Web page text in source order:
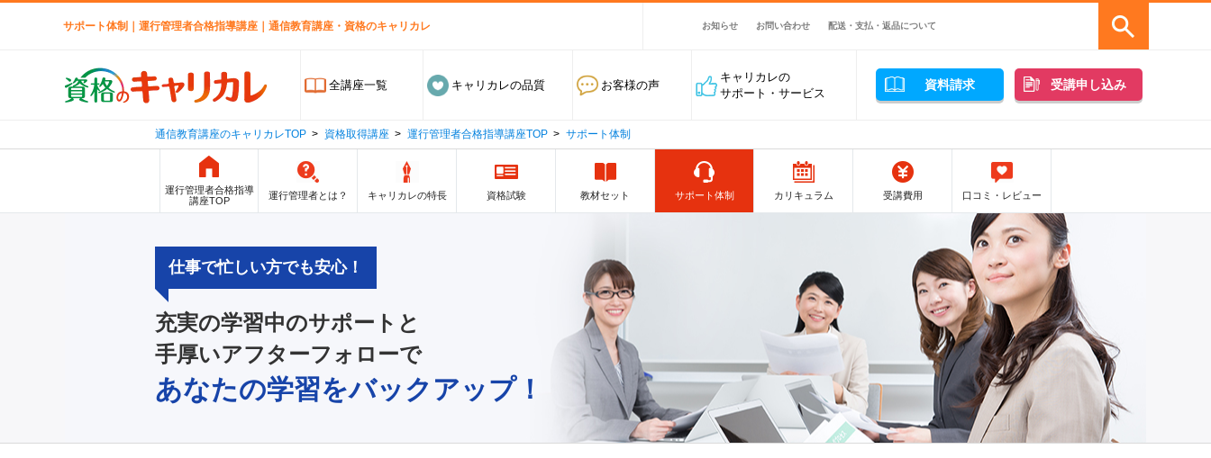
サポート体制｜運行管理者合格指導講座｜通信教育講座・資格のキャリカレ お知らせ お問い合わせ 配送・支払・返品について
全講座一覧 キャリカレの品質 お客様の声
キャリカレの
サポート・サービス
資料請求 受講申し込み
通信教育講座のキャリカレTOP 資格取得講座 運行管理者合格指導講座TOP サポート体制
運行管理者合格指導
講座TOP
運行管理者とは？ キャリカレの特長 資格試験 教材セット サポート体制 カリキュラム 受講費用 口コミ・レビュー
仕事で忙しい方でも安心！
充実の学習中のサポートと
手厚いアフターフォローで
あなたの学習をバックアップ！